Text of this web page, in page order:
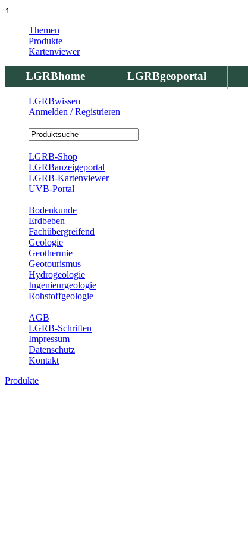
↑
LGRBhome LGRBgeoportal
Themen
Produkte
Kartenviewer
LGRBwissen
Anmelden / Registrieren
LGRB-Shop
LGRBanzeigeportal
LGRB-Kartenviewer
UVB-Portal
Bodenkunde
Erdbeben
Fachübergreifend
Geologie
Geothermie
Geotourismus
Hydrogeologie
Ingenieurgeologie
Rohstoffgeologie
AGB
LGRB-Schriften
Impressum
Datenschutz
Kontakt
Produkte